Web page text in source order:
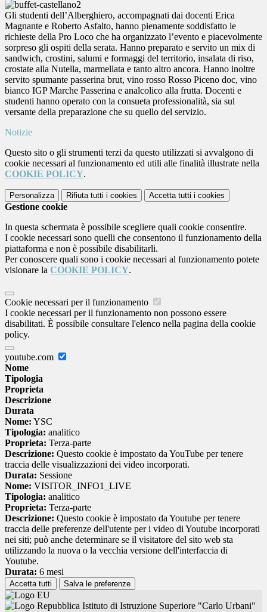
Gli studenti dell’Alberghiero, accompagnati dai docenti Erica
Magnante e Roberto Asfalto, hanno pienamente soddisfatto le
richieste della Pro Loco che ha organizzato l’evento e piacevolmente
sorpreso gli ospiti della serata. Hanno preparato e servito un mix di
sandwich, crostini, salumi e formaggi del territorio, insalata di riso,
crostate alla Nutella, marmellata e tanto altro ancora. Hanno inoltre
servito spumante passerina brut, vino rosso Rosso Piceno doc, vino
bianco IGP Marche Passerina e analcolico alla frutta. Docenti e
studenti hanno operato con la consueta professionalità, sia sul
versante della preparazione che su quello del servizio.
Notizie
Questo sito o gli strumenti terzi da questo utilizzati si avvalgono di
cookie necessari al funzionamento ed utili alle finalità illustrate nella
COOKIE POLICY.
Personalizza Rifiuta tutti i cookies Accetta tutti i cookies
Gestione cookie
In questa schermata è possibile scegliere quali cookie consentire.
I cookie necessari sono quelli che consentono il funzionamento della
piattaforma e non è possibile disabilitarli.
Per conoscere quali sono i cookie necessari al funzionamento potete
visionare la COOKIE POLICY.
Cookie necessari per il funzionamento
I cookie necessari per il funzionamento non possono essere
disabilitati. È possibile consultare l'elenco nella pagina della cookie
policy.
youtube.com
Nome
Tipologia
Proprieta
Descrizione
Durata
Nome: YSC
Tipologia: analitico
Proprieta: Terza-parte
Descrizione: Questo cookie è impostato da YouTube per tenere
traccia delle visualizzazioni dei video incorporati.
Durata: Sessione
Nome: VISITOR_INFO1_LIVE
Tipologia: analitico
Proprieta: Terza-parte
Descrizione: Questo cookie è impostato da Youtube per tenere
traccia delle preferenze dell'utente per i video di Youtube incorporati
nei siti; può anche determinare se il visitatore del sito web sta
utilizzando la nuova o la vecchia versione dell'interfaccia di
Youtube.
Durata: 6 mesi
Accetta tutti Salva le preferenze
Istituto di Istruzione Superiore "Carlo Urbani"